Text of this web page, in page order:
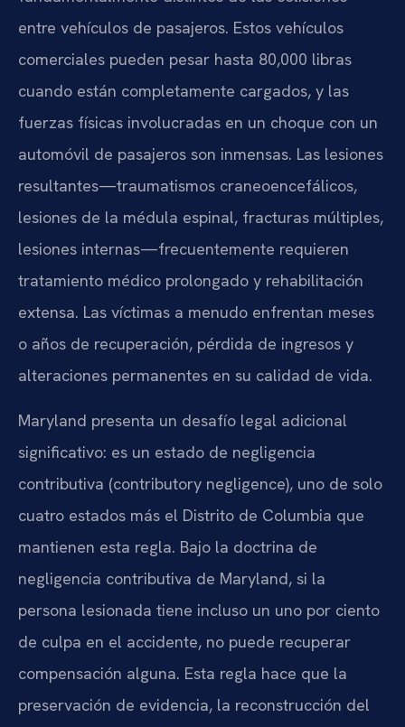
entre vehículos de pasajeros. Estos vehículos
comerciales pueden pesar hasta 80,000 libras
cuando están completamente cargados, y las
fuerzas físicas involucradas en un choque con un
automóvil de pasajeros son inmensas. Las lesiones
resultantes—traumatismos craneoencefálicos,
lesiones de la médula espinal, fracturas múltiples,
lesiones internas—frecuentemente requieren
tratamiento médico prolongado y rehabilitación
extensa. Las víctimas a menudo enfrentan meses
o años de recuperación, pérdida de ingresos y
alteraciones permanentes en su calidad de vida.
Maryland presenta un desafío legal adicional
significativo: es un estado de negligencia
contributiva (contributory negligence), uno de solo
cuatro estados más el Distrito de Columbia que
mantienen esta regla. Bajo la doctrina de
negligencia contributiva de Maryland, si la
persona lesionada tiene incluso un uno por ciento
de culpa en el accidente, no puede recuperar
compensación alguna. Esta regla hace que la
preservación de evidencia, la reconstrucción del